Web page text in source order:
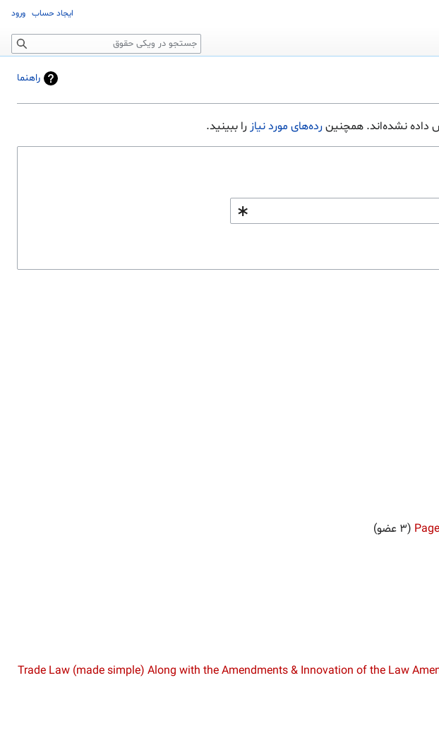
راهنما
داده نشده‌اند. همچنینرده‌های مورد نیازرا ببینید.
Trade Law (made simple) Along with the Amendments & Innovation of the Law
‎‏
ایجاد حساب ورود
جستجو